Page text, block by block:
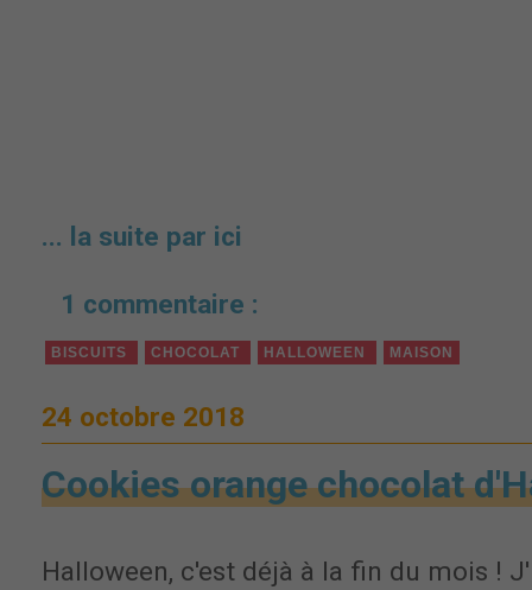
... la suite par ici
1 commentaire :
BISCUITS CHOCOLAT HALLOWEEN MAISON
24 octobre 2018
Cookies orange chocolat
Halloween, c'est déjà à la fin du mois !